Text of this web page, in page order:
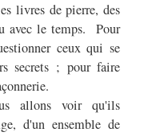
livres de pierre, des
avec le temps. Pour
ceux qui se
secrets ; pour faire
allons voir qu'ils
d'un ensemble de